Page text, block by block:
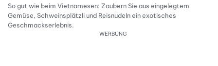
So gut wie beim Vietnamesen: Zaubern Sie aus eingelegtem
Gemüse, Schweinsplätzli und Reisnudeln ein exotisches
Geschmackserlebnis.
WERBUNG